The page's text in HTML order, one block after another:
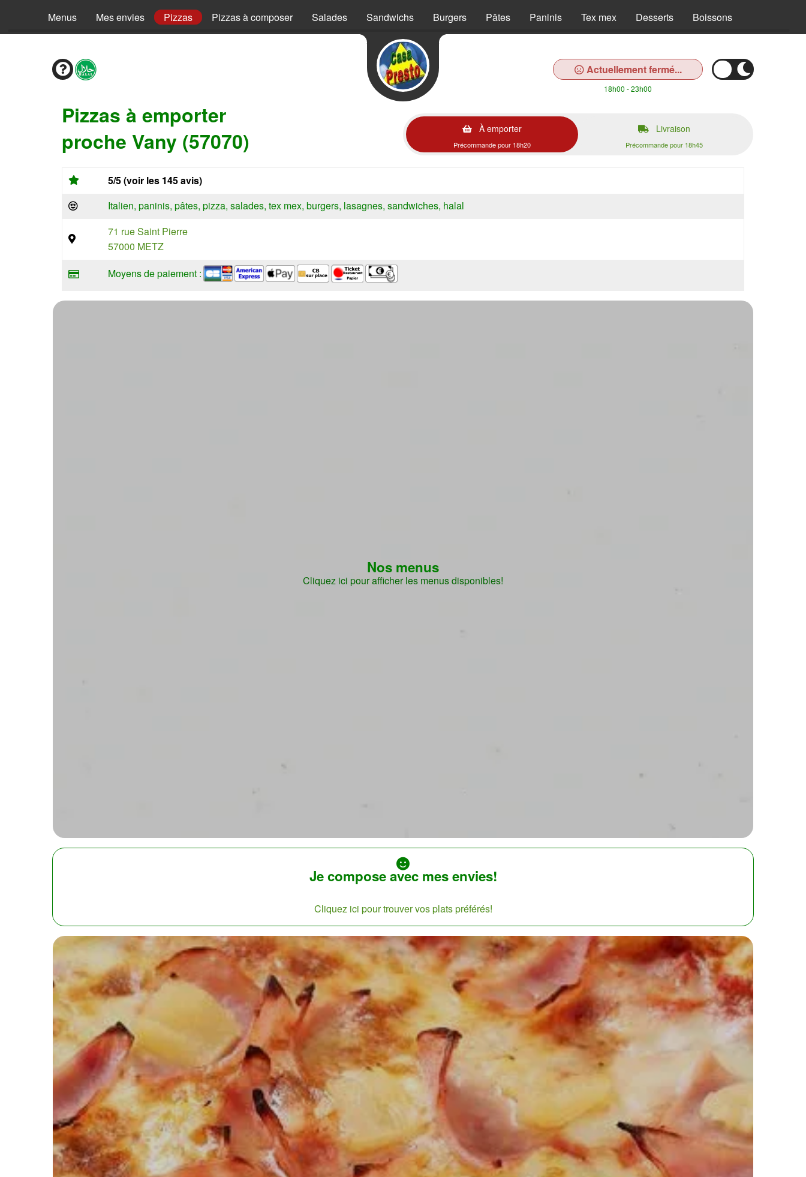
Menus Mes envies Pizzas Pizzas à composer Salades Sandwichs Burgers Pâtes Paninis Tex mex Desserts Boissons
Actuellement fermé...
18h00 - 23h00
Pizzas à emporter
proche Vany (57070)
À emporter
Précommande pour 18h20
Livraison
Précommande pour 18h45
5/5 (voir les 145 avis)
Italien, paninis, pâtes, pizza, salades, tex mex, burgers, lasagnes, sandwiches, halal
71 rue Saint Pierre
57000 METZ
Moyens de paiement :
Nos menus
Cliquez ici pour afficher les menus disponibles!
Je compose avec mes envies!
Cliquez ici pour trouver vos plats préférés!